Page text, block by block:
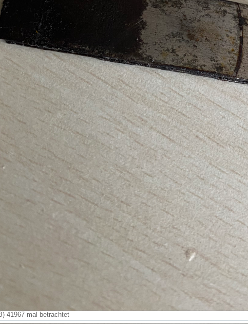
41967 mal betrachtet